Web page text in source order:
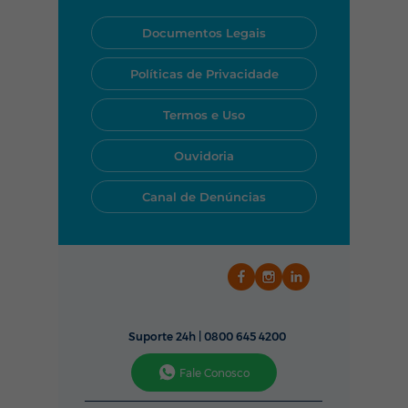
Você pode acionar nossa
equipe rapidamente pelo
WhatsApp, telefone ou pelo
nosso aplicativo.
Documentos Legais
Políticas de Privacidade
Termos e Uso
Ouvidoria
Canal de Denúncias
Suporte 24h | 0800 645 4200
Fale Conosco